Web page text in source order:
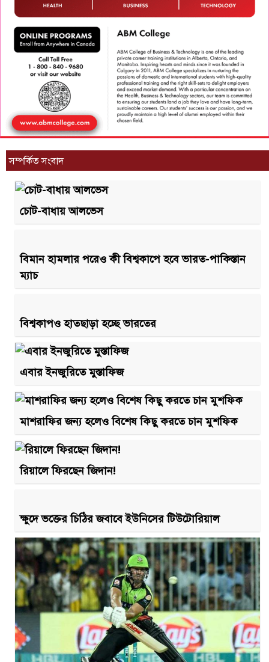
সম্পর্কিত সংবাদ
চোট-বাধায় আলভেস
বিমান হামলার পরেও কী বিশ্বকাপে হবে ভারত-পাকিস্তান
ম্যাচ
বিশ্বকাপও হাতছাড়া হচ্ছে ভারতের
এবার ইনজুরিতে মুস্তাফিজ
মাশরাফির জন্য হলেও বিশেষ কিছু করতে চান মুশফিক
রিয়ালে ফিরছেন জিদান!
ক্ষুদে ভক্তের চিঠির জবাবে ইউনিসের টিউটোরিয়াল